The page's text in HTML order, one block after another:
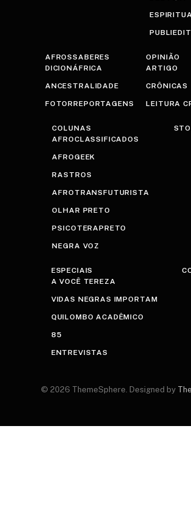
AFROSSABERES
DICIONÁFRICA
ANCESTRALIDADE
FOTORREPORTAGENS
OPINIÃO
ARTIGO
CRÔNICAS
LEITURA
COLUNAS
AFROCLASSIFICADOS
AFROGEEK
RASTROS
AFROTRANSFUTURISTA
OLHAR PRETO
PSICOTERAPRETO
NEGRA VOZ
ESPECIAIS
A VOCÊ TEREZA
VIDAS NEGRAS IMPORTAM
QUILOMBO ACADÊMICO
85
ENTREVISTAS
© 2026 ThemeSphere. Designed by